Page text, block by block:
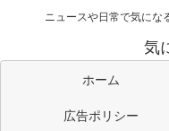
ニュースや日常で気にな
気
ホーム
広告ポリシー